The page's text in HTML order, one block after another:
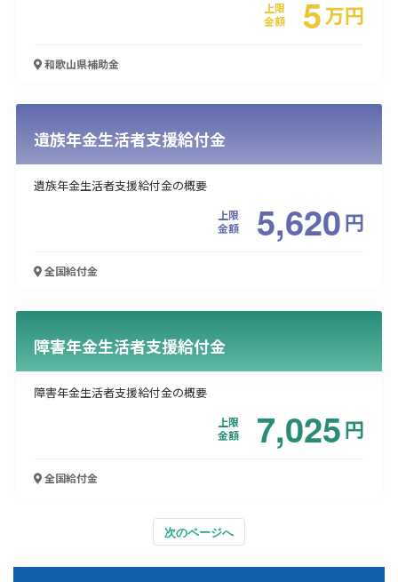
上限
金額
5万円
和歌山県補助金
遺族年金生活者支援給付金
遺族年金生活者支援給付金の概要
上限
金額
5,620円
全国給付金
障害年金生活者支援給付金
障害年金生活者支援給付金の概要
上限
金額
7,025円
全国給付金
次のページへ